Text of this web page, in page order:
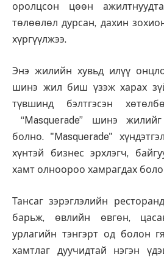
оролцсон цөөн
төлөөлөл дурсан, дахин
хүргүүлжээ.
Энэ жилийн хувьд илүү
шинэ жил биш үзэж харах
түвшинд бэлтгэсэн
“Masquerade” шинэ
болно. "Мasquerade"
хүнтэй бизнес эрхлэгч,
хамт олноороо хамрагдах
Тансаг зэрэглэлийн
барьж, өвлийн өвгөн,
урлагийн тэнгэрт од болон
хамтлаг дуучидтай нэгэн